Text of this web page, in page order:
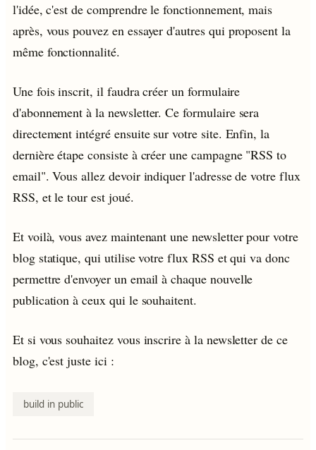
l'idée, c'est de comprendre le fonctionnement, mais
après, vous pouvez en essayer d'autres qui proposent la
même fonctionnalité.
Une fois inscrit, il faudra créer un formulaire
d'abonnement à la newsletter. Ce formulaire sera
directement intégré ensuite sur votre site. Enfin, la
dernière étape consiste à créer une campagne "RSS to
email". Vous allez devoir indiquer l'adresse de votre flux
RSS, et le tour est joué.
Et voilà, vous avez maintenant une newsletter pour votre
blog statique, qui utilise votre flux RSS et qui va donc
permettre d'envoyer un email à chaque nouvelle
publication à ceux qui le souhaitent.
Et si vous souhaitez vous inscrire à la newsletter de ce
blog, c'est juste ici :
build in public